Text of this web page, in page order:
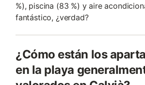
%), piscina (83 %) y aire
fantástico, ¿verdad?
¿Cómo están los
en la playa